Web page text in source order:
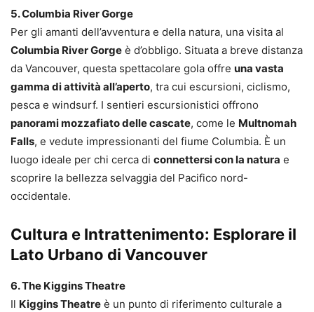
5. Columbia River Gorge
Per gli amanti dell’avventura e della natura, una visita al
Columbia River Gorge è d’obbligo. Situata a breve distanza
da Vancouver, questa spettacolare gola offre una vasta
gamma di attività all’aperto, tra cui escursioni, ciclismo,
pesca e windsurf. I sentieri escursionistici offrono
panorami mozzafiato delle cascate, come le Multnomah
Falls, e vedute impressionanti del fiume Columbia. È un
luogo ideale per chi cerca di connettersi con la natura e
scoprire la bellezza selvaggia del Pacifico nord-
occidentale.
Cultura e Intrattenimento: Esplorare il
Lato Urbano di Vancouver
6. The Kiggins Theatre
Il Kiggins Theatre è un punto di riferimento culturale a